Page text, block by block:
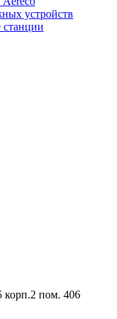
устройств
корп.2 пом. 406